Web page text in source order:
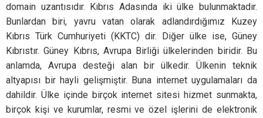
domain uzantısıdır. Kıbrıs Adasında iki ülke bulunmaktadır.
Bunlardan biri, yavru vatan olarak adlandırdığımız Kuzey
Kıbrıs Türk Cumhuriyeti (KKTC) dir. Diğer ülke ise, Güney
Kıbrıstır. Güney Kıbrıs, Avrupa Birliği ülkelerinden biridir. Bu
anlamda, Avrupa desteği alan bir ülkedir. Ülkenin teknik
altyapısı bir hayli gelişmiştir. Buna internet uygulamaları da
dahildir. Ülke içinde birçok internet sitesi hizmet sunmakta,
birçok kişi ve kurumlar, resmi ve özel işlerini de elektronik